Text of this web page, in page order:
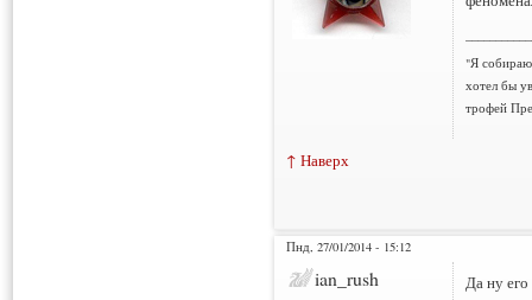
"Я
хотел бы
трофей
↑ Наверх
Пнд, 27/01/2014 - 15:12
ian_rush Да ну его